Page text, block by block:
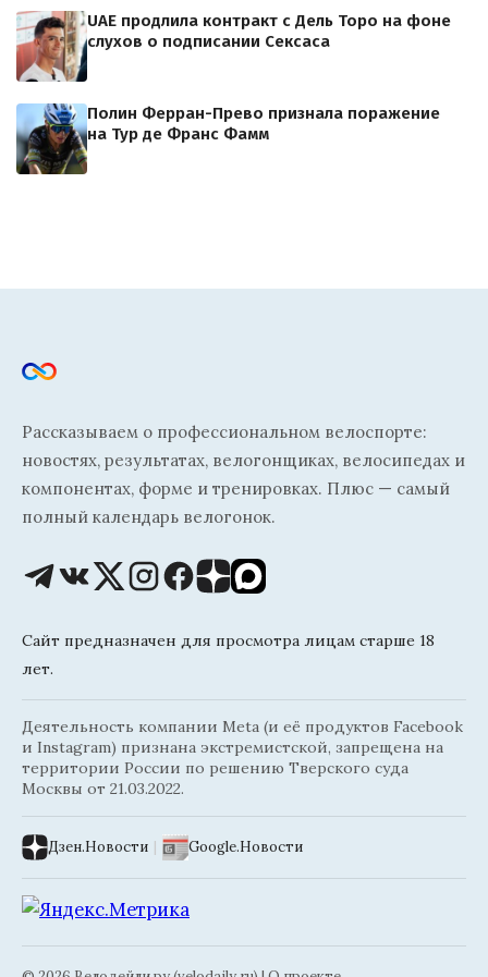
UAE продлила контракт с Дель Торо на фоне
слухов о подписании Сексаса
Полин Ферран-Прево признала поражение
на Тур де Франс Фамм
Рассказываем о профессиональном велоспорте:
новостях, результатах, велогонщиках, велосипедах и
компонентах, форме и тренировках. Плюс — самый
полный календарь велогонок.
Сайт предназначен для просмотра лицам старше 18
лет.
Деятельность компании Meta (и её продуктов Facebook
и Instagram) признана экстремистской, запрещена на
территории России по решению Тверского суда
Москвы от 21.03.2022.
Дзен.Новости | Google.Новости